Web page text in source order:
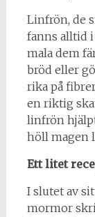
Linfrön, de
fanns alltid
mala dem
bröd eller
rika på
en riktig
linfrön
höll magen
Ett litet
I slutet av
mormor